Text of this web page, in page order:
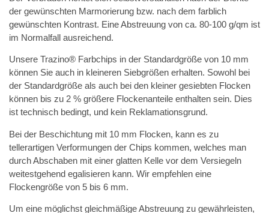
der gewünschten Marmorierung bzw. nach dem farblich
gewünschten Kontrast. Eine Abstreuung von ca. 80-100 g/qm ist
im Normalfall ausreichend.
Unsere Trazino® Farbchips in der Standardgröße von 10 mm
können Sie auch in kleineren Siebgrößen erhalten. Sowohl bei
der Standardgröße als auch bei den kleiner gesiebten Flocken
können bis zu 2 % größere Flockenanteile enthalten sein. Dies
ist technisch bedingt, und kein Reklamationsgrund.
Bei der Beschichtung mit 10 mm Flocken, kann es zu
tellerartigen Verformungen der Chips kommen, welches man
durch Abschaben mit einer glatten Kelle vor dem Versiegeln
weitestgehend egalisieren kann. Wir empfehlen eine
Flockengröße von 5 bis 6 mm.
Um eine möglichst gleichmäßige Abstreuung zu gewährleisten,